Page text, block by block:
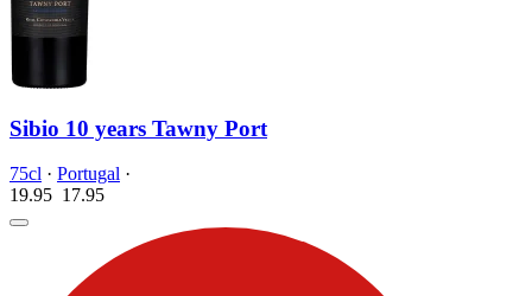
Sibio 10 years Tawny Port
75cl · Portugal ·
19.95 17.95